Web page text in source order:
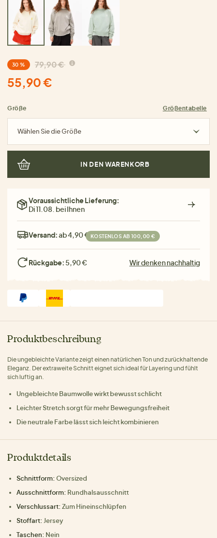
30 % 79,90 €
55,90 €
Größe Größentabelle
Wählen Sie die Größe
IN DEN WARENKORB
Voraussichtliche Lieferung:
Di 11.08. bei Ihnen
Versand:ab 4,90 € KOSTENLOS AB 100,00 €
Rückgabe: 5,90 € Wir denken nachhaltig
Produktbeschreibung
Die ungebleichte Variante zeigt einen natürlichen Ton und zurückhaltende
Eleganz. Der extraweite Schnitt eignet sich ideal für Layering und fühlt
sich luftig an.
Ungebleichte Baumwolle wirkt bewusst schlicht
Leichter Stretch sorgt für mehr Bewegungsfreiheit
Die neutrale Farbe lässt sich leicht kombinieren
Produktdetails
Schnittform: Oversized
Ausschnittform: Rundhalsausschnitt
Verschlussart: Zum Hineinschlüpfen
Stoffart: Jersey
Taschen: Nein